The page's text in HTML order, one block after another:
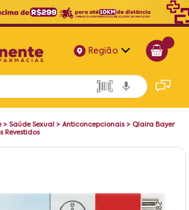
Região
Alagoas
Bahia
> Saúde Sexual > Anticoncepcionais> Qlaira Bayer
Revestidos